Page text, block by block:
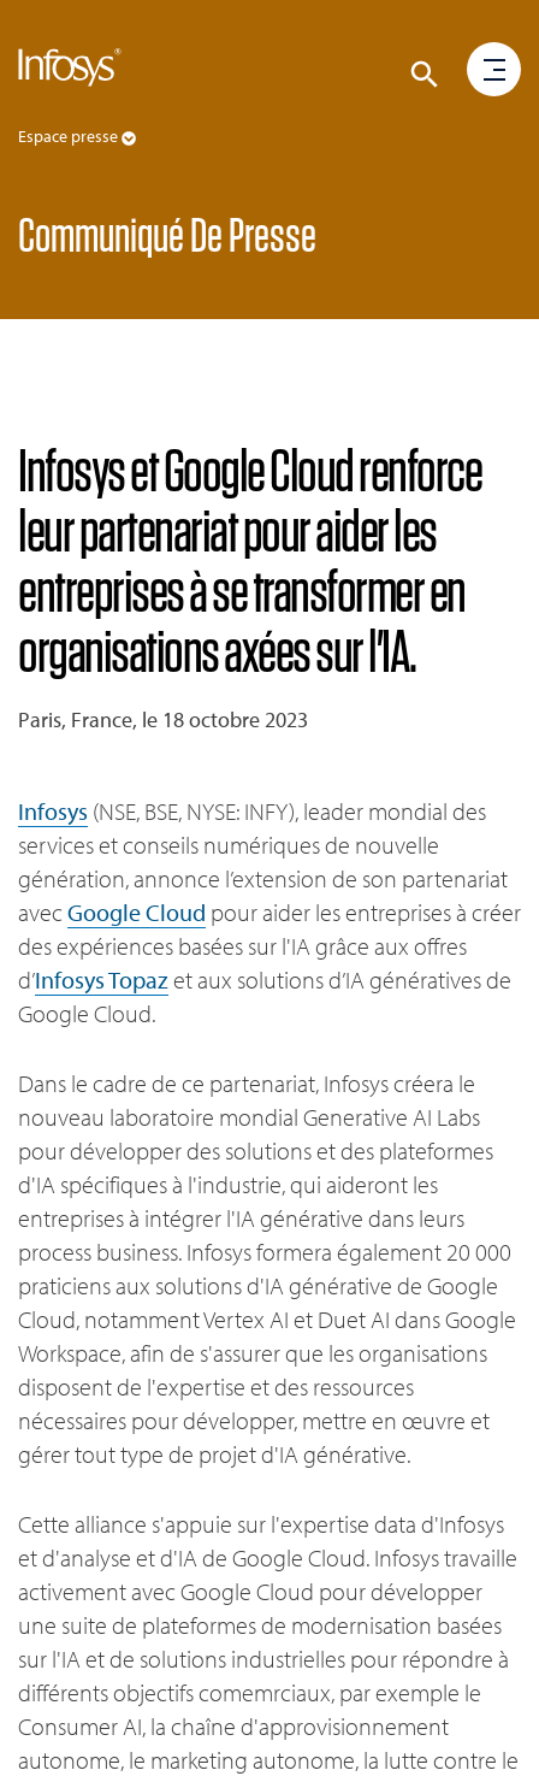
Espace presse
Communiqué De Presse
Infosys et Google Cloud renforce
leur partenariat pour aider les
entreprises à se transformer en
organisations axées sur l'IA.
Paris, France, le 18 octobre 2023
Infosys (NSE, BSE, NYSE: INFY), leader mondial des
services et conseils numériques de nouvelle
génération, annonce l’extension de son partenariat
avec Google Cloud pour aider les entreprises à créer
des expériences basées sur l'IA grâce aux offres
d’Infosys Topazet aux solutions d’IA génératives de
Google Cloud.
Dans le cadre de ce partenariat, Infosys créera le
nouveau laboratoire mondial Generative AI Labs
pour développer des solutions et des plateformes
d'IA spécifiques à l'industrie, qui aideront les
entreprises à intégrer l'IA générative dans leurs
process business. Infosys formera également 20 000
praticiens aux solutions d'IA générative de Google
Cloud, notamment Vertex AI et Duet AI dans Google
Workspace, afin de s'assurer que les organisations
disposent de l'expertise et des ressources
nécessaires pour développer, mettre en œuvre et
gérer tout type de projet d'IA générative.
Cette alliance s'appuie sur l'expertise data d'Infosys
et d'analyse et d'IA de Google Cloud. Infosys travaille
activement avec Google Cloud pour développer
une suite de plateformes de modernisation basées
sur l'IA et de solutions industrielles pour répondre à
différents objectifs comemrciaux, par exemple le
Consumer AI, la chaîne d'approvisionnement
autonome, le marketing autonome, la lutte contre le